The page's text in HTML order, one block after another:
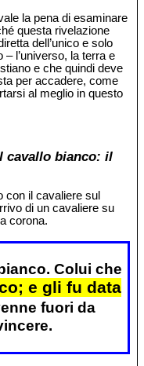
la pena di esaminare
questa rivelazione
dell’unico e solo
l’universo, la terra e
e che quindi deve
per accadere, come
al meglio in questo
cavallo bianco: il
con il cavaliere sul
di un cavaliere su
corona.
Colui che
e gli fu data
fuori da